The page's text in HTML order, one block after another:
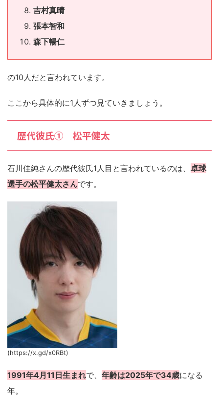
吉村真晴
張本智和
森下暢仁
の10人だと言われています。
ここから具体的に1人ずつ見ていきましょう。
歴代彼氏① 松平健太
石川佳純さんの歴代彼氏1人目と言われているのは、 卓球
選手の松平健太さんです。
(https://x.gd/x0RBt)
1991年4月11日生まれで、 年齢は2025年で34歳になる
年。